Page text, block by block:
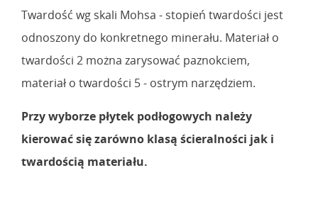
Twardość wg skali Mohsa - stopień twardości jest
odnoszony do konkretnego minerału. Materiał o
twardości 2 można zarysować paznokciem,
materiał o twardości 5 - ostrym narzędziem.
Przy wyborze płytek podłogowych należy
kierować się zarówno klasą ścieralności jak i
twardością materiału.